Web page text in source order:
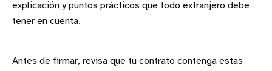
explicación y puntos prácticos que todo extranjero debe
tener en cuenta.
Antes de firmar, revisa que tu contrato contenga estas